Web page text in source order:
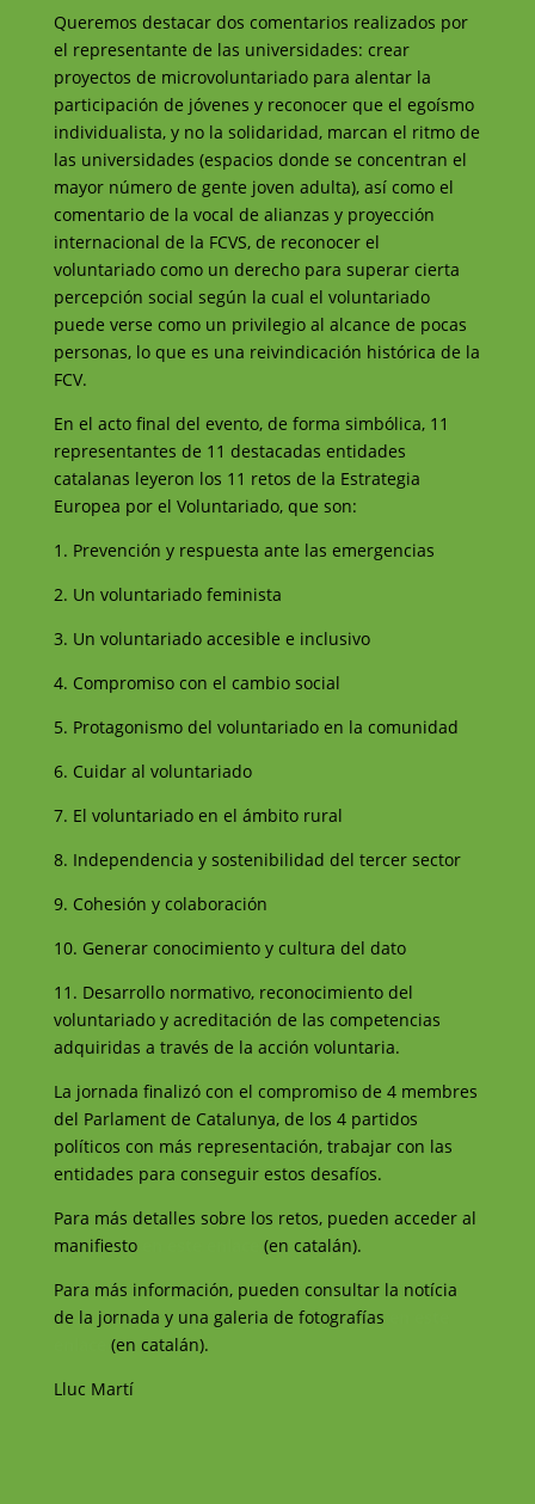
Queremos destacar dos comentarios realizados por
el representante de las universidades: crear
proyectos de microvoluntariado para alentar la
participación de jóvenes y reconocer que el egoísmo
individualista, y no la solidaridad, marcan el ritmo de
las universidades (espacios donde se concentran el
mayor número de gente joven adulta), así como el
comentario de la vocal de alianzas y proyección
internacional de la FCVS, de reconocer el
voluntariado como un derecho para superar cierta
percepción social según la cual el voluntariado
puede verse como un privilegio al alcance de pocas
personas, lo que es una reivindicación histórica de la
FCV.
En el acto final del evento, de forma simbólica, 11
representantes de 11 destacadas entidades
catalanas leyeron los 11 retos de la Estrategia
Europea por el Voluntariado, que son:
1. Prevención y respuesta ante las emergencias
2. Un voluntariado feminista
3. Un voluntariado accesible e inclusivo
4. Compromiso con el cambio social
5. Protagonismo del voluntariado en la comunidad
6. Cuidar al voluntariado
7. El voluntariado en el ámbito rural
8. Independencia y sostenibilidad del tercer sector
9. Cohesión y colaboración
10. Generar conocimiento y cultura del dato
11. Desarrollo normativo, reconocimiento del
voluntariado y acreditación de las competencias
adquiridas a través de la acción voluntaria.
La jornada finalizó con el compromiso de 4 membres
del Parlament de Catalunya, de los 4 partidos
políticos con más representación, trabajar con las
entidades para conseguir estos desafíos.
Para más detalles sobre los retos, pueden acceder al
manifiesto
(en catalán).
Para más información, pueden consultar la notícia
de la jornada y una galeria de fotografías
(en catalán).
Lluc Martí